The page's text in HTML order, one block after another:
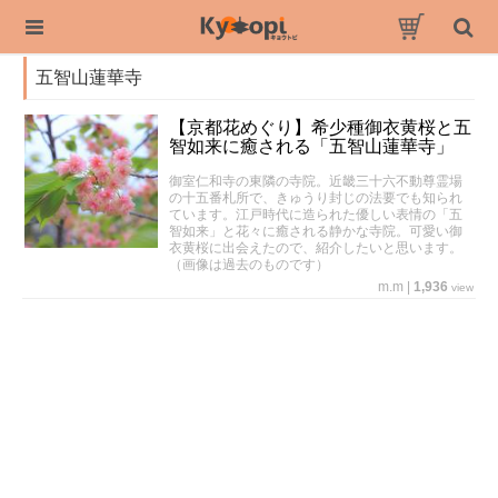
五智山蓮華寺
【京都花めぐり】希少種御衣黄桜と五
智如来に癒される「五智山蓮華寺」
御室仁和寺の東隣の寺院。近畿三十六不動尊霊場
の十五番札所で、きゅうり封じの法要でも知られ
ています。江戸時代に造られた優しい表情の「五
智如来」と花々に癒される静かな寺院。可愛い御
衣黄桜に出会えたので、紹介したいと思います。
（画像は過去のものです）
m.m
1,936 view